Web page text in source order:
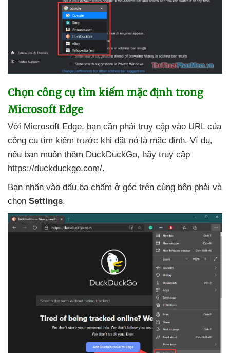
Chọn công cụ tìm kiếm mặc định trong
Microsoft Edge
Với Microsoft Edge, bạn cần phải truy cập vào URL của
công cụ tìm kiếm trước khi đặt nó là mặc định. Ví dụ,
nếu bạn muốn thêm DuckDuckGo, hãy truy cập
https://duckduckgo.com/.
Bạn nhấn vào dấu ba chấm ở góc trên cùng bên phải và
chọn Settings.